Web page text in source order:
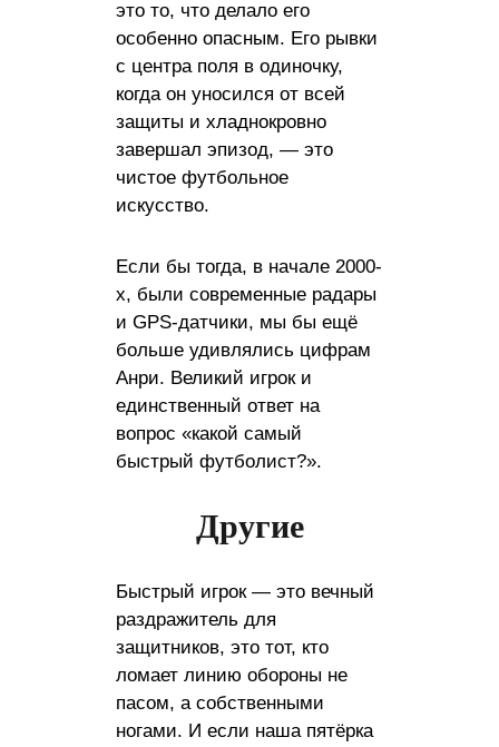
это то, что делало его
особенно опасным. Его рывки
с центра поля в одиночку,
когда он уносился от всей
защиты и хладнокровно
завершал эпизод, — это
чистое футбольное
искусство.
Если бы тогда, в начале 2000-
х, были современные радары
и GPS-датчики, мы бы ещё
больше удивлялись цифрам
Анри. Великий игрок и
единственный ответ на
вопрос «какой самый
быстрый футболист?».
Другие
Быстрый игрок — это вечный
раздражитель для
защитников, это тот, кто
ломает линию обороны не
пасом, а собственными
ногами. И если наша пятёрка